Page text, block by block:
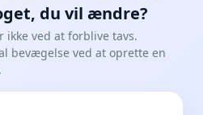
du vil ændre?
ved at forblive tavs.
bevægelse ved at oprette en